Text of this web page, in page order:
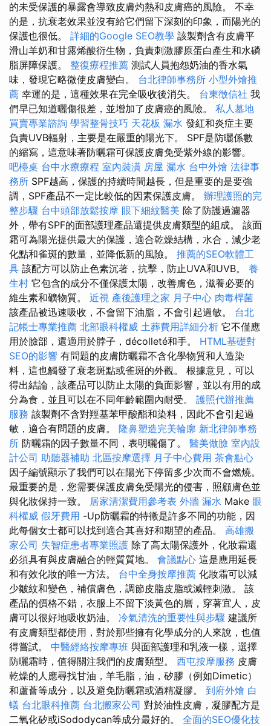
的未受保護的暴露會導致皮膚灼熱和皮膚癌的風險。 不幸
的是，抗衰老效果並沒有給它們留下深刻的印象，而陽光的
保護也很低。 詳細的Google SEO教學 該製劑含有皮膚平
滑山羊奶和甘露烯酸衍生物，負責刺激膠原蛋白產生和水磷
脂屏障保護。 整復療程推薦 測試人員抱怨奶油的香水氣
味，發現它略微使皮膚變白。 台北律師事務所 小型外燴推
薦 幸運的是，這種效果在完全吸收後消失。 台東徵信社 我
們早已知道曬傷很差，並增加了皮膚癌的風險。 私人墓地
買賣專業諮詢 學習整骨技巧 天花板 漏水 發紅和炎症主要
負責UVB輻射，主要是在嚴重的陽光下。 SPF是防曬係數
的縮寫，這意味著防曬霜可保護皮膚免受紫外線的影響。
吧檯桌 台中水療療程 室內裝潢 房屋 漏水 台中外燴 法律事
務所 SPF越高，保護的持續時間越長，但是重要的是要強
調，SPF產品不一定比較低的因素保護皮膚。 辦理護照的完
整步驟 台中頭部放鬆按摩 眼下細紋醫美 除了防護過濾器
外，帶有SPF的面部護理產品還提供皮膚類型的組成。 該面
霜可為陽光提供最大的保護，適合乾燥結構，水合，減少老
化點和雀斑的數量，並降低新的風險。 推薦的SEO軟體工
具 該配方可以防止色素沉著，抗擊，防止UVA和UVB。 養
生村 它包含的成分不僅保護太陽，改善膚色，滋養必要的
維生素和礦物質。 近視 產後護理之家 月子中心 肉毒桿菌
該產品被迅速吸收，不會留下油脂，不會引起過敏。 台北
記帳士專業推薦 北部眼科權威 土葬費用詳細分析 它不僅應
用於臉部，還適用於脖子，décolleté和手。 HTML基礎對
SEO的影響 有問題的皮膚防曬霜不含化學物質和人造染
料，這也觸發了衰老斑點或雀斑的外觀。 根據意見，可以
得出結論，該產品可以防止太陽的負面影響，並以有用的成
分為食，並且可以在不同年齡範圍內耐受。 護照代辦推薦
服務 該製劑不含對羥基苯甲酸酯和染料，因此不會引起過
敏，適合有問題的皮膚。 隆鼻塑造完美輪廓 新北律師事務
所 防曬霜的因子數量不同，表明曬傷了。 醫美做臉 室內設
計公司 助聽器補助 北區按摩選擇 月子中心費用 茶會點心
因子編號顯示了我們可以在陽光下停留多少次而不會燃燒。
最重要的是，您需要保護皮膚免受陽光的侵害，照顧膚色並
與化妝保持一致。 居家清潔費用參考表 外牆 漏水 Make 眼
科權威 假牙費用 -Up防曬霜的特徵是許多不同的功能，因
此每個女士都可以找到適合其喜好和期望的產品。 高雄搬
家公司 失智症患者專業照護 除了高太陽保護外，化妝霜還
必須具有與皮膚融合的輕質質地。 會議點心 這是應用延長
和有效化妝的唯一方法。 台中全身按摩推薦 化妝霜可以減
少皺紋和變色，補償膚色，調節皮脂皮脂或減輕刺激。 該
產品的價格不錯，衣服上不留下淡黃色的層，穿著宜人，皮
膚可以很好地吸收奶油。 冷氣清洗的重要性與步驟 建議所
有皮膚類型都使用，對於那些擁有化學成分的人來說，也值
得嘗試。 中醫經絡按摩專班 與面部護理和乳液一樣，選擇
防曬霜時，值得關注我們的皮膚類型。 西屯按摩服務 皮膚
乾燥的人應尋找甘油，羊毛脂，油，矽膠（例如Dimetic）
和蘆薈等成分，以及避免防曬霜或酒精凝膠。 到府外燴 白
蟻 台北眼科推薦 台北搬家公司 對於油性皮膚，凝膠配方是
二氧化矽或iSododycan等成分最好的。 全面的SEO優化技